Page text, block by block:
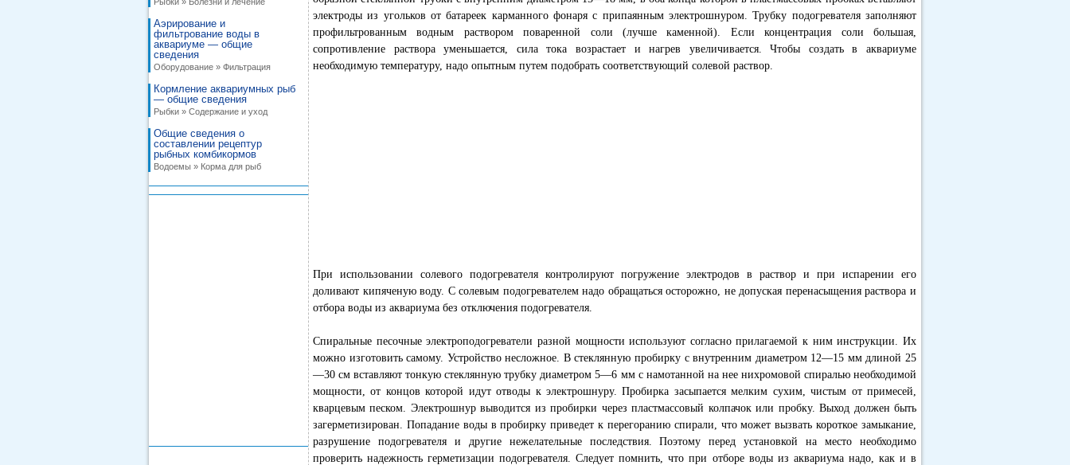
Аэрирование и
фильтрование воды в
аквариуме — общие
сведения
Оборудование » Фильтрация
Кормление аквариумных рыб
— общие сведения
Рыбки » Содержание и уход
Общие сведения о
составлении рецептур
рыбных комбикормов
Водоемы » Корма для рыб
электроды из угольков от батареек карманного фонаря с припаянным электрошнуром. Трубку подогревателя заполняют
профильтрованным водным раствором поваренной соли (лучше каменной). Если концентрация соли большая,
сопротивление раствора уменьшается, сила тока возрастает и нагрев увеличивается. Чтобы создать в аквариуме
необходимую температуру, надо опытным путем подобрать соответствующий солевой раствор.
При использовании солевого подогревателя контролируют погружение электродов в раствор и при испарении его
доливают кипяченую воду. С солевым подогревателем надо обращаться осторожно, не допуская перенасыщения раствора и
отбора воды из аквариума без отключения подогревателя.
Спиральные песочные электроподогреватели разной мощности используют согласно прилагаемой к ним инструкции. Их
можно изготовить самому. Устройство несложное. В стеклянную пробирку с внутренним диаметром 12—15 мм длиной 25
—30 см вставляют тонкую стеклянную трубку диаметром 5—6 мм с намотанной на нее нихромовой спиралью необходимой
мощности, от концов которой идут отводы к электрошнуру. Пробирка засыпается мелким сухим, чистым от примесей,
кварцевым песком. Электрошнур выводится из пробирки через пластмассовый колпачок или пробку. Выход должен быть
загерметизирован. Попадание воды в пробирку приведет к перегоранию спирали, что может вызвать короткое замыкание,
разрушение подогревателя и другие нежелательные последствия. Поэтому перед установкой на место необходимо
проверить надежность герметизации подогревателя. Следует помнить, что при отборе воды из аквариума надо, как и в